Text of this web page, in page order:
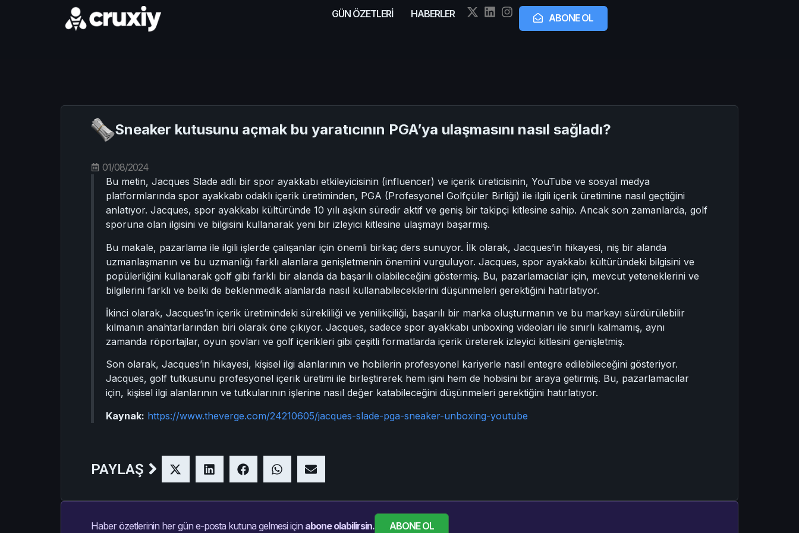
GÜN ÖZETLERİ HABERLER ABONE OL
Sneaker kutusunu açmak bu yaratıcının PGA’ya ulaşmasını nasıl sağladı?
01/08/2024
Bu metin, Jacques Slade adlı bir spor ayakkabı etkileyicisinin (influencer) ve içerik üreticisinin, YouTube ve sosyal medya
platformlarında spor ayakkabı odaklı içerik üretiminden, PGA (Profesyonel Golfçüler Birliği) ile ilgili içerik üretimine nasıl geçtiğini
anlatıyor. Jacques, spor ayakkabı kültüründe 10 yılı aşkın süredir aktif ve geniş bir takipçi kitlesine sahip. Ancak son zamanlarda, golf
sporuna olan ilgisini ve bilgisini kullanarak yeni bir izleyici kitlesine ulaşmayı başarmış.
Bu makale, pazarlama ile ilgili işlerde çalışanlar için önemli birkaç ders sunuyor. İlk olarak, Jacques’in hikayesi, niş bir alanda
uzmanlaşmanın ve bu uzmanlığı farklı alanlara genişletmenin önemini vurguluyor. Jacques, spor ayakkabı kültüründeki bilgisini ve
popülerliğini kullanarak golf gibi farklı bir alanda da başarılı olabileceğini göstermiş. Bu, pazarlamacılar için, mevcut yeteneklerini ve
bilgilerini farklı ve belki de beklenmedik alanlarda nasıl kullanabileceklerini düşünmeleri gerektiğini hatırlatıyor.
İkinci olarak, Jacques’in içerik üretimindeki sürekliliği ve yenilikçiliği, başarılı bir marka oluşturmanın ve bu markayı sürdürülebilir
kılmanın anahtarlarından biri olarak öne çıkıyor. Jacques, sadece spor ayakkabı unboxing videoları ile sınırlı kalmamış, aynı
zamanda röportajlar, oyun şovları ve golf içerikleri gibi çeşitli formatlarda içerik üreterek izleyici kitlesini genişletmiş.
Son olarak, Jacques’in hikayesi, kişisel ilgi alanlarının ve hobilerin profesyonel kariyerle nasıl entegre edilebileceğini gösteriyor.
Jacques, golf tutkusunu profesyonel içerik üretimi ile birleştirerek hem işini hem de hobisini bir araya getirmiş. Bu, pazarlamacılar
için, kişisel ilgi alanlarının ve tutkularının işlerine nasıl değer katabileceğini düşünmeleri gerektiğini hatırlatıyor.
Kaynak: https://www.theverge.com/24210605/jacques-slade-pga-sneaker-unboxing-youtube
PAYLAŞ
Haber özetlerinin her gün e-posta kutuna gelmesi için abone olabilirsin. ABONE OL